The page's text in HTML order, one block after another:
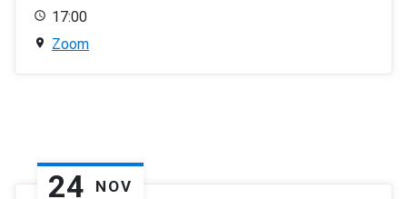
17:00
Zoom
24 NOV